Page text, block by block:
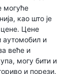
могуће
као што је
Цене
аутомобил и
веће и
могу бити и
и порези.